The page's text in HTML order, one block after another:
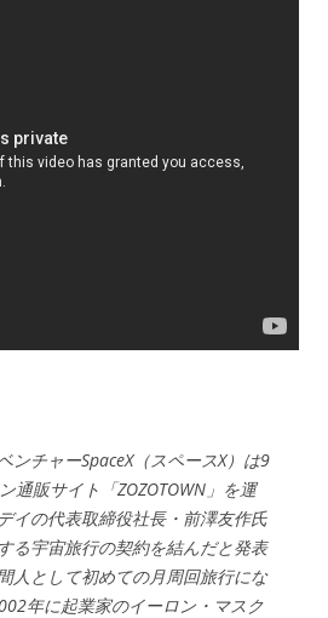
ンチャーSpaceX（スペースX）は9
通販サイト「ZOZOTOWN」を運
イの代表取締役社長・前澤友作氏
る宇宙旅行の契約を結んだと発表
人として初めての月周回旅行にな
年に起業家のイーロン・マスク